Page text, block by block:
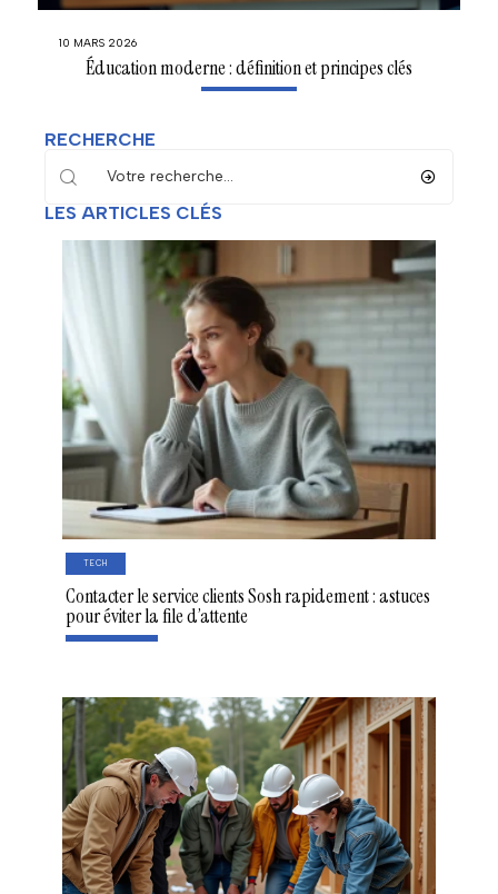
10 MARS 2026
Éducation moderne : définition et principes clés
RECHERCHE
LES ARTICLES CLÉS
TECH
Contacter le service clients Sosh rapidement : astuces
pour éviter la file d’attente